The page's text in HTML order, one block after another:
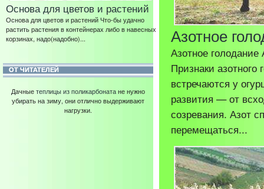
Основа для цветов и растений
Основа для цветов и растений Что-бы удачно
растить растения в контейнерах либо в навесных
корзинах, надо(надобно)...
ОТ ЧИТАТЕЛЕЙ
Дачныетеплицы из поликарбонатане нужно
убирать на зиму, они отлично выдерживают
нагрузки.
Азотное
Азотное голодание
Признаки азотного
встречаются у
развития — от
созревания. Азот
перемещаться...